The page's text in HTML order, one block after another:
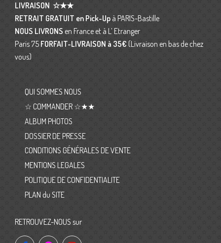
LIVRAISON ☆★★
RETRAIT GRATUIT en Pick-Up à PARIS-Bastille
NOUS LIVRONS en France et à L’ Etranger
Paris 75 FORFAIT-LIVRAISON à 35€ (Livraison en bas de chez
vous)
QUI SOMMES NOUS
☆ COMMANDER ☆★★
ALBUM PHOTOS
DOSSIER DE PRESSE
CONDITIONS GÉNÉRALES DE VENTE
MENTIONS LEGALES
POLITIQUE DE CONFIDENTIALITE
PLAN du SITE
RETROUVEZ-NOUS sur